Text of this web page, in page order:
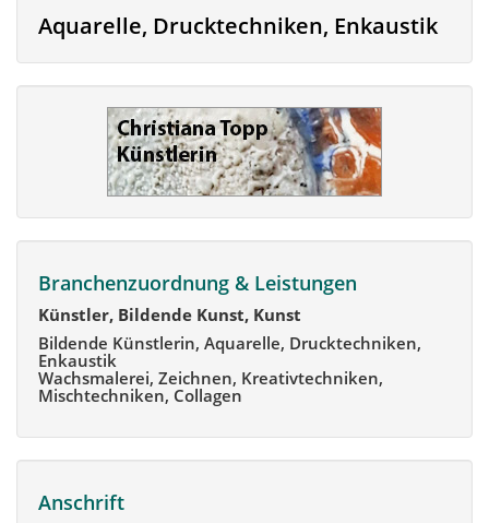
Aquarelle, Drucktechniken, Enkaustik
Branchenzuordnung & Leistungen
Künstler, Bildende Kunst, Kunst
Bildende Künstlerin, Aquarelle, Drucktechniken,
Enkaustik
Wachsmalerei, Zeichnen, Kreativtechniken,
Mischtechniken, Collagen
Anschrift